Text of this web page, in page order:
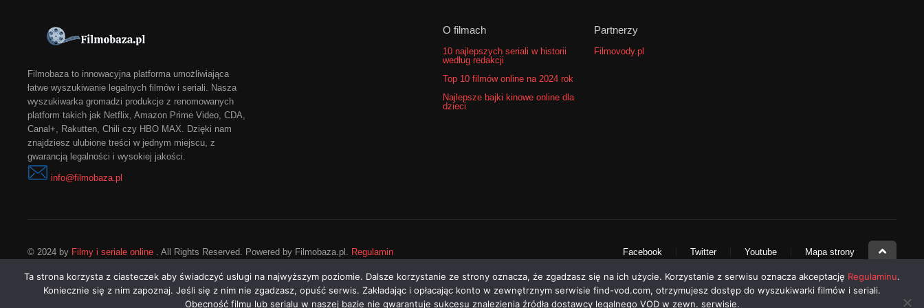
O filmach
10 najlepszych seriali w historii
według redakcji
Top 10 filmów online na 2024 rok
Najlepsze bajki kinowe online dla
dzieci
Partnerzy
Filmovody.pl
Filmobaza to innowacyjna platforma umożliwiająca
łatwe wyszukiwanie legalnych filmów i seriali. Nasza
wyszukiwarka gromadzi produkcje z renomowanych
platform takich jak Netflix, Amazon Prime Video, CDA,
Canal+, Rakutten, Chili czy HBO MAX. Dzięki nam
znajdziesz ulubione treści w jednym miejscu, z
gwarancją legalności i wysokiej jakości.
info@filmobaza.pl
© 2024 by Filmy i seriale online . All Rights Reserved. Powered by Filmobaza.pl. Regulamin Facebook Twitter Youtube Mapa strony
Ta strona korzysta z ciasteczek aby świadczyć usługi na najwyższym poziomie. Dalsze korzystanie ze strony oznacza, że zgadzasz się na ich użycie. Korzystanie z serwisu oznacza akceptację Regulaminu.
Koniecznie się z nim zapoznaj. Jeśli się z nim nie zgadzasz, opuść serwis. Zakładając i opłacając konto w zewnętrznym serwisie find-vod.com, otrzymujesz dostęp do wyszukiwarki filmów i seriali.
Obecność filmu lub serialu w naszej bazie nie gwarantuje sukcesu znalezienia źródła dostawcy legalnego VOD w zewn. serwisie.